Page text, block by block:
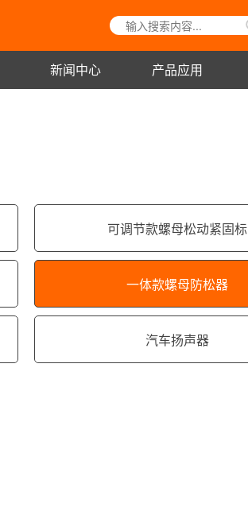
新闻中心 产品应用
可调节款螺母松动紧固标
一体款螺母防松器
汽车扬声器